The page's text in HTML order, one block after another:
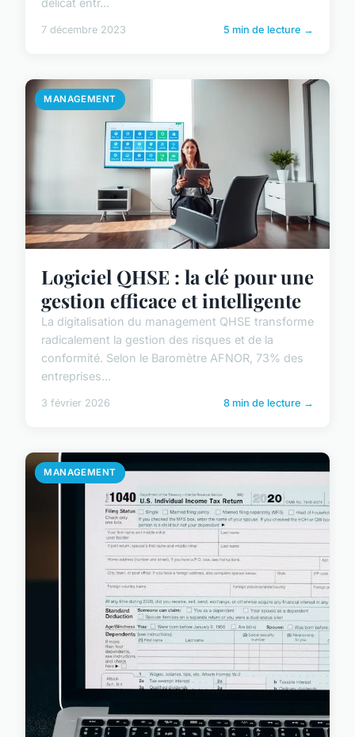
délicat entr...
7 décembre 2023 5 min de lecture →
MANAGEMENT
Logiciel QHSE : la clé pour une
gestion efficace et intelligente
La digitalisation du management QHSE transforme
radicalement la gestion des risques et de la
conformité. Selon le Baromètre AFNOR, 73% des
entreprises...
3 février 2026 8 min de lecture →
MANAGEMENT